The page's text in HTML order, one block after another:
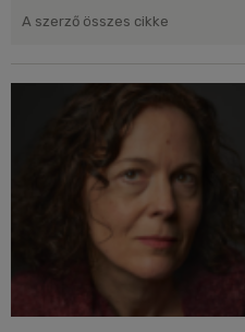
A szerző összes cikke